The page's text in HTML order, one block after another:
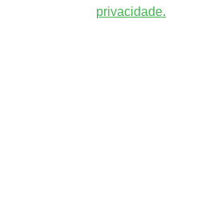
privacidade.